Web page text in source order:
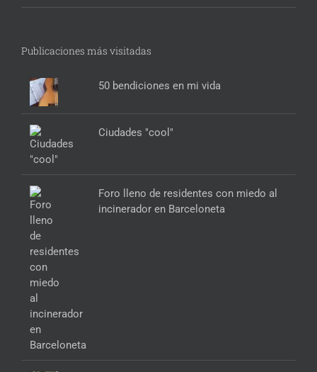
Publicaciones más visitadas
50 bendiciones en mi vida
Ciudades "cool"
Foro lleno de residentes con miedo al
incinerador en Barceloneta